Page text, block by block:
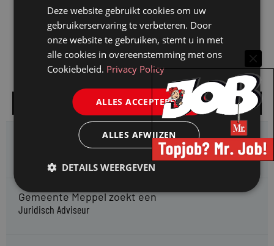
Alle vacatures
HMP zoekt een
Jurist Arbeidsrecht
Gemeente Meppel zoekt een
Juridisch Adviseur
Deze website gebruikt cookies om uw
gebruikerservaring te verbeteren. Door
onze website te gebruiken, stemt u in met
alle cookies in overeenstemming met ons
Cookiebeleid. Privacy Policy
ALLES ACCEPTEREN
ALLES AFWIJZEN
DETAILS WEERGEVEN